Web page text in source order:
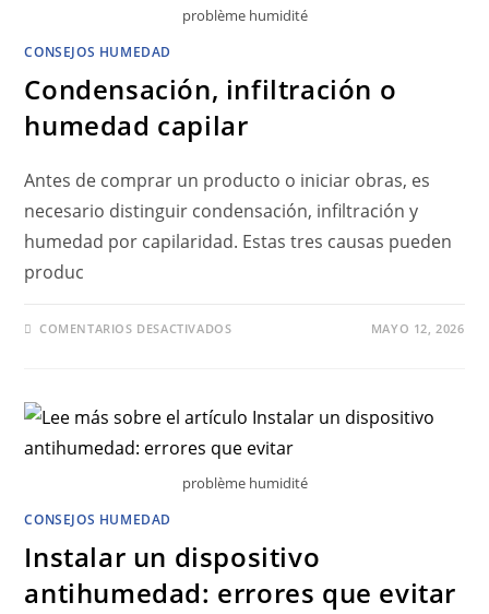
problème humidité
CONSEJOS HUMEDAD
Condensación, infiltración o
humedad capilar
Antes de comprar un producto o iniciar obras, es
necesario distinguir condensación, infiltración y
humedad por capilaridad. Estas tres causas pueden
produc
COMENTARIOS DESACTIVADOS MAYO 12, 2026
problème humidité
CONSEJOS HUMEDAD
Instalar un dispositivo
antihumedad: errores que evitar